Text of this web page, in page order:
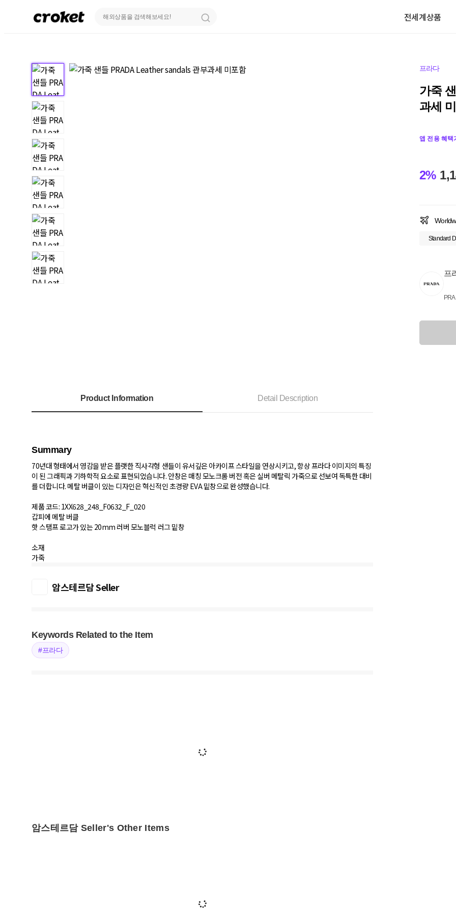
전세계상품
프라다
가죽
과세
앱 전용 혜택
2%
Standard
프
Product Information Detail Description
Summary
70년대 형태에서 영감을 받은 플랫한 직사각형 샌들이 유서깊은 아카이프 스타일을 연상시키고, 항상 프라다 이미지의 특징
이 된 그래픽과 기하학적 요소로 표현되었습니다. 안창은 매칭 모노크롬 버전 혹은 실버 메탈릭 가죽으로 선보여 독특한 대비
를 더합니다. 메탈 버클이 있는 디자인은 혁신적인 초경량 EVA 밑창으로 완성했습니다.
제품 코드: 1XX628_248_F0632_F_020
갑피에 메탈 버클
핫 스탬프 로고가 있는 20mm 러버 모노블럭 러그 밑창
소재
가죽
암스테르담 Seller
Keywords Related to the Item
#프라다
암스테르담 Seller's Other Items